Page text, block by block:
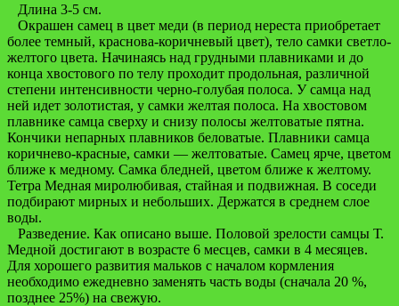
Длина 3-5 см.
Окрашен самец в цвет меди (в период нереста приобретает
более темный, краснова-коричневый цвет), тело самки светло-
желтого цвета. Начинаясь над грудными плавниками и до
конца хвостового по телу проходит продольная, различной
степени интенсивности черно-голубая полоса. У самца над
ней идет золотистая, у самки желтая полоса. На хвостовом
плавнике самца сверху и снизу полосы желтоватые пятна.
Кончики непарных плавников беловатые. Плавники самца
коричнево-красные, самки — желтоватые. Самец ярче, цветом
ближе к медному. Самка бледней, цветом ближе к желтому.
Тетра Медная миролюбивая, стайная и подвижная. В соседи
подбирают мирных и небольших. Держатся в среднем слое
воды.
Разведение. Как описано выше. Половой зрелости самцы Т.
Медной достигают в возрасте 6 месцев, самки в 4 месяцев.
Для хорошего развития мальков с началом кормления
необходимо ежедневно заменять часть воды (сначала 20 %,
позднее 25%) на свежую.